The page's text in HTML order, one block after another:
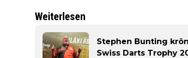
Weiterlesen
Stephen Bunting
Swiss Darts Trophy